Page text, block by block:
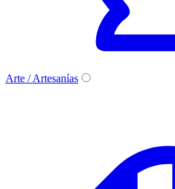
Arte / Artesanías